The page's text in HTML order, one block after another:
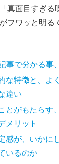
真面目すぎる
フワッと明る
事で分かる事
な特徴と、よ
違い
とがもたらす
メリット
感が、いかに
いるのか